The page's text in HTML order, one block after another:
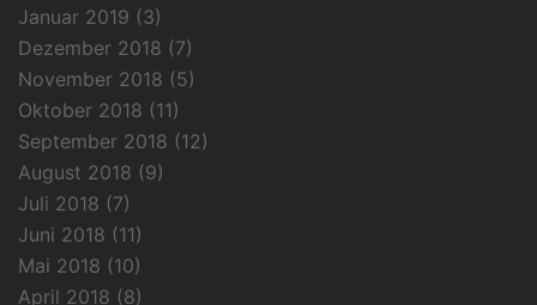
Januar 2019 (3)
Dezember 2018 (7)
November 2018 (5)
Oktober 2018 (11)
September 2018 (12)
August 2018 (9)
Juli 2018 (7)
Juni 2018 (11)
Mai 2018 (10)
April 2018 (8)